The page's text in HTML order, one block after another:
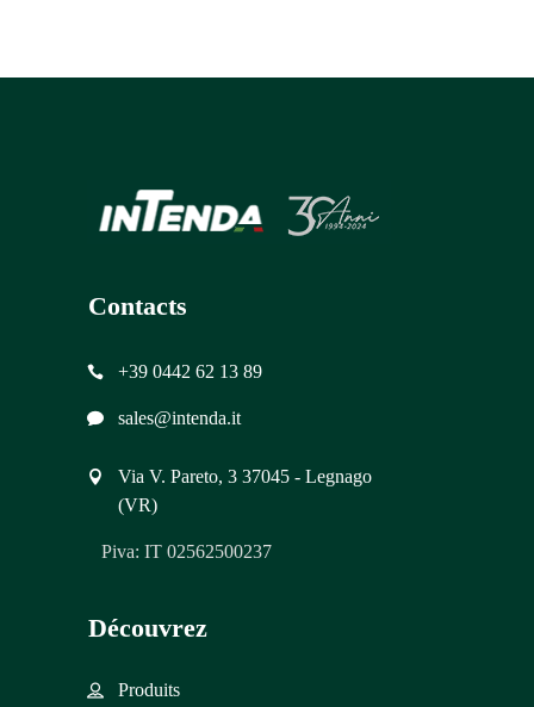
Contacts
+39 0442 62 13 89
sales@intenda.it
Via V. Pareto, 3 37045 - Legnago
(VR)
Piva: IT 02562500237
Découvrez
Produits